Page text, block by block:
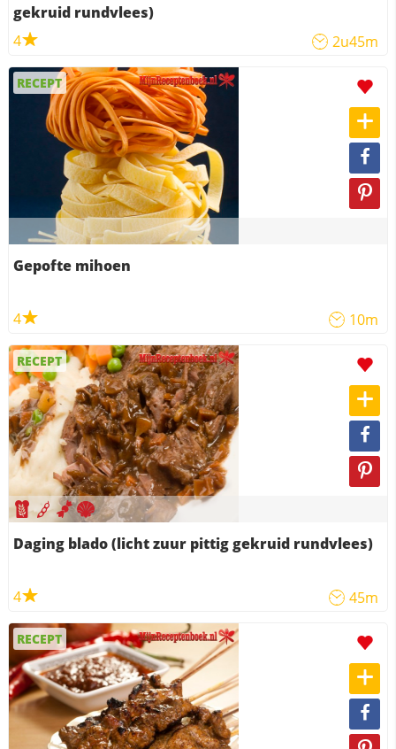
gekruid rundvlees)
4
2u45m
RECEPT
Gepofte mihoen
4 10m
RECEPT
Daging blado (licht zuur pittig gekruid rundvlees)
4 45m
RECEPT